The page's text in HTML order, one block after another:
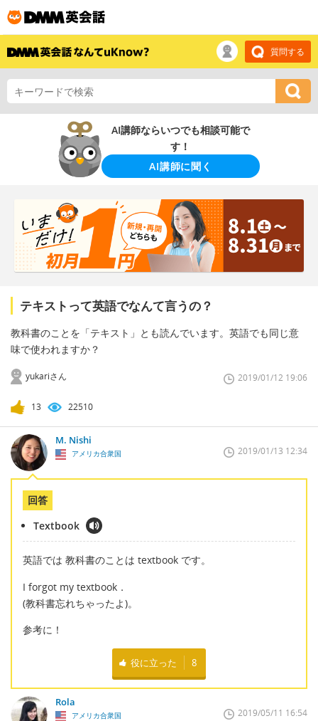
質問する
AI講師ならいつでも相談可能で
す！
AI講師に聞く
テキストって英語でなんて言うの？
教科書のことを「テキスト」とも読んでいます。英語でも同じ意
味で使われますか？
yukariさん 2019/01/12 19:06
13 22510
M. Nishi
アメリカ合衆国 2019/01/13 12:34
回答
Textbook
英語では 教科書のことは textbook です。
I forgot my textbook．
(教科書忘れちゃったよ)。
参考に！
役に立った 8
Rola
アメリカ合衆国 2019/05/11 16:54